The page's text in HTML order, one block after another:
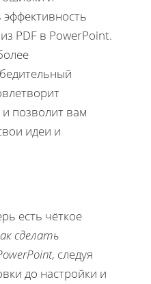
PDF в PowerPoint.
позволит вам
идеи и
есть чёткое
сделать
, следуя
до настройки и